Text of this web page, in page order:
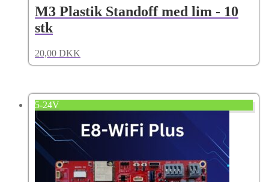
M3 Plastik Standoff med lim - 10
stk
20,00 DKK
5-24V